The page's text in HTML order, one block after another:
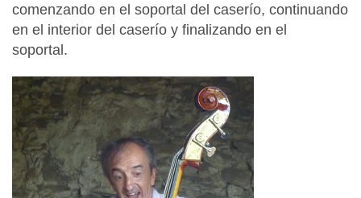
comenzando en el soportal del caserío, continuando
en el interior del caserío y finalizando en el
soportal.